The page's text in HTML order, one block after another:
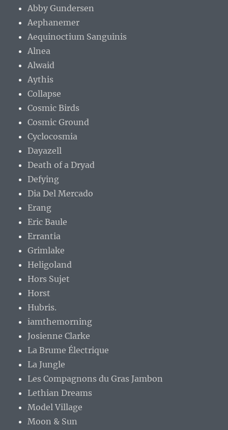
Abby Gundersen
Aephanemer
Aequinoctium Sanguinis
Alnea
Alwaid
Aythis
Collapse
Cosmic Birds
Cosmic Ground
Cyclocosmia
Dayazell
Death of a Dryad
Defying
Dia Del Mercado
Erang
Eric Baule
Errantia
Grimlake
Heligoland
Hors Sujet
Horst
Hubris.
iamthemorning
Josienne Clarke
La Brume Électrique
La Jungle
Les Compagnons du Gras Jambon
Lethian Dreams
Model Village
Moon & Sun